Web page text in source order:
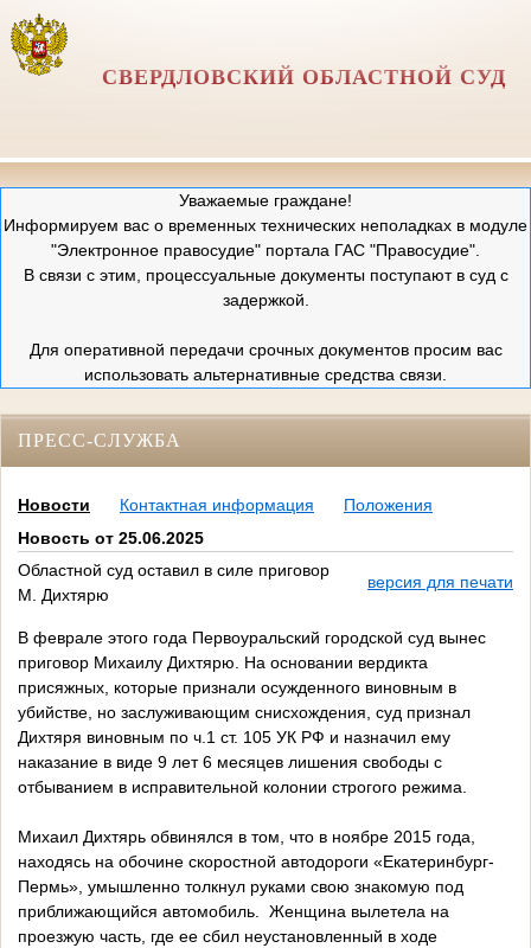
СВЕРДЛОВСКИЙ ОБЛАСТНОЙ СУД
Уважаемые граждане!
Информируем вас о временных технических неполадках в модуле
"Электронное правосудие" портала ГАС "Правосудие".
В связи с этим, процессуальные документы поступают в суд с
задержкой.
Для оперативной передачи срочных документов просим вас
использовать альтернативные средства связи.
ПРЕСС-СЛУЖБА
Новости Контактная информация
Положения
Новость от 25.06.2025
Областной суд оставил в силе приговор
М. Дихтярю
версия для печати
В феврале этого года Первоуральский городской суд вынес
приговор Михаилу Дихтярю. На основании вердикта
присяжных, которые признали осужденного виновным в
убийстве, но заслуживающим снисхождения, суд признал
Дихтяря виновным по ч.1 ст. 105 УК РФ и назначил ему
наказание в виде 9 лет 6 месяцев лишения свободы с
отбыванием в исправительной колонии строгого режима.
Михаил Дихтярь обвинялся в том, что в ноябре 2015 года,
находясь на обочине скоростной автодороги «Екатеринбург-
Пермь», умышленно толкнул руками свою знакомую под
приближающийся автомобиль. Женщина вылетела на
проезжую часть, где ее сбил неустановленный в ходе